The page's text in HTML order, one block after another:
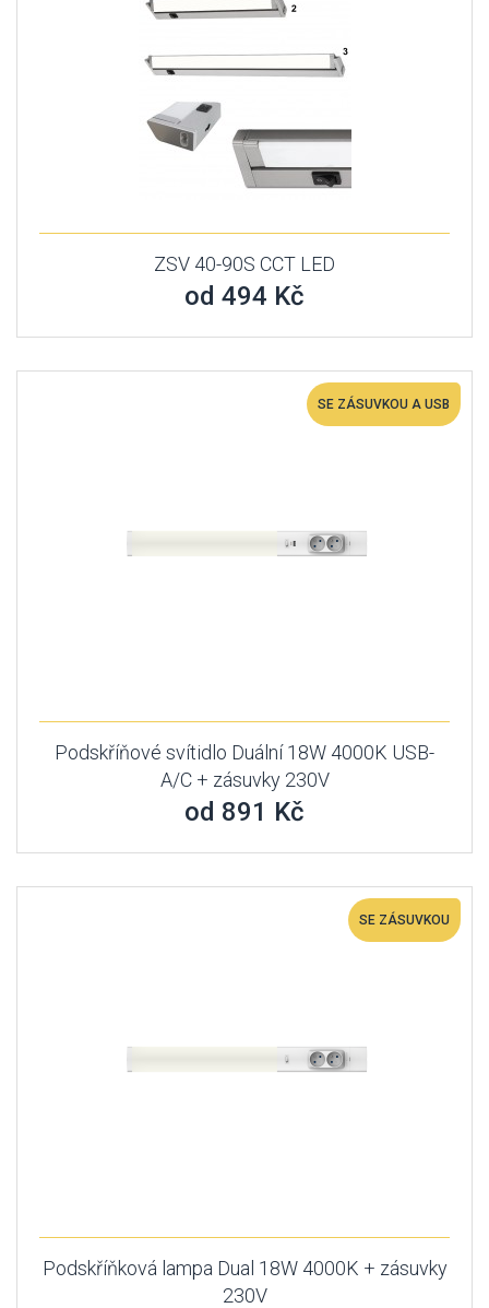
ZSV 40-90S CCT LED
od 494 Kč
SE ZÁSUVKOU A USB
Podskříňové svítidlo Duální 18W 4000K USB-
A/C + zásuvky 230V
od 891 Kč
SE ZÁSUVKOU
Podskříňková lampa Dual 18W 4000K + zásuvky
230V